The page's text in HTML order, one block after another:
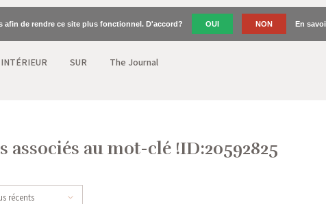
SUR The Journal
associés au mot-clé !ID:20592825
récents
afin de rendre ce site plus fonctionnel. D'accord? OUI NON En